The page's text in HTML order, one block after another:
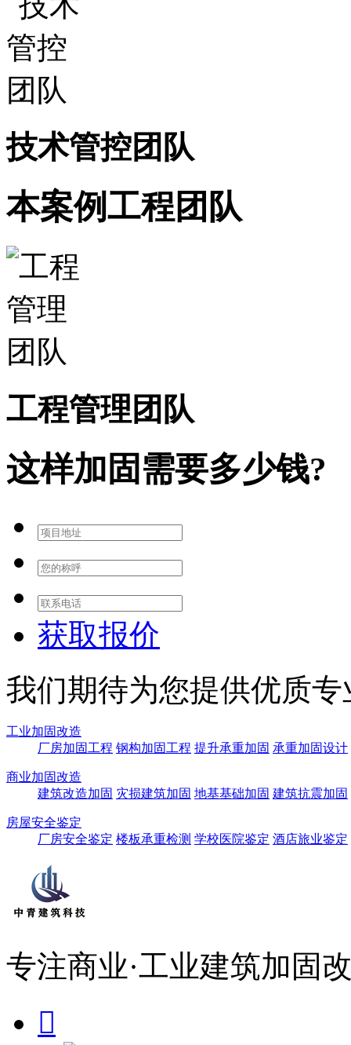
技术管控团队
本案例工程团队
工程管理团队
这样加固需要多少钱?
获取报价
我们期待为您提供优质
工业加固改造
厂房加固工程 钢构加固工程 提升承重加固 承重加固设计
商业加固改造
建筑改造加固 灾损建筑加固 地基基础加固 建筑抗震加固
房屋安全鉴定
厂房安全鉴定 楼板承重检测 学校医院鉴定 酒店旅业鉴定
专注商业·工业建筑加固
